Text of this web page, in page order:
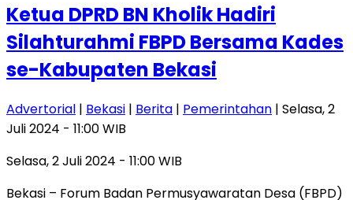
Ketua DPRD BN Kholik Hadiri
Silahturahmi FBPD Bersama Kades
se-Kabupaten Bekasi
Advertorial | Bekasi | Berita | Pemerintahan | Selasa, 2
Juli 2024 - 11:00 WIB
Selasa, 2 Juli 2024 - 11:00 WIB
Bekasi – Forum Badan Permusyawaratan Desa (FBPD)